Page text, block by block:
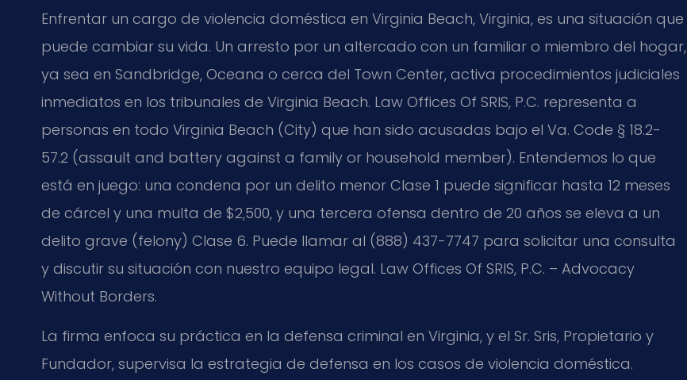
Enfrentar un cargo de violencia doméstica en Virginia Beach, Virginia, es una situación que
puede cambiar su vida. Un arresto por un altercado con un familiar o miembro del hogar,
ya sea en Sandbridge, Oceana o cerca del Town Center, activa procedimientos judiciales
inmediatos en los tribunales de Virginia Beach. Law Offices Of SRIS, P.C. representa a
personas en todo Virginia Beach (City) que han sido acusadas bajo el Va. Code § 18.2-
57.2 (assault and battery against a family or household member). Entendemos lo que
está en juego: una condena por un delito menor Clase 1 puede significar hasta 12 meses
de cárcel y una multa de $2,500, y una tercera ofensa dentro de 20 años se eleva a un
delito grave (felony) Clase 6. Puede llamar al (888) 437-7747 para solicitar una consulta
y discutir su situación con nuestro equipo legal. Law Offices Of SRIS, P.C. – Advocacy
Without Borders.
La firma enfoca su práctica en la defensa criminal en Virginia, y el Sr. Sris, Propietario y
Fundador, supervisa la estrategia de defensa en los casos de violencia doméstica.